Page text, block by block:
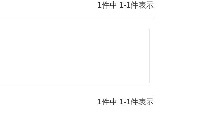
1件中 1-1件表示
1件中 1-1件表示